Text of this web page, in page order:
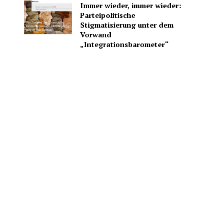
Immer wieder, immer wieder:
Parteipolitische
Stigmatisierung unter dem
Vorwand
„Integrationsbarometer“